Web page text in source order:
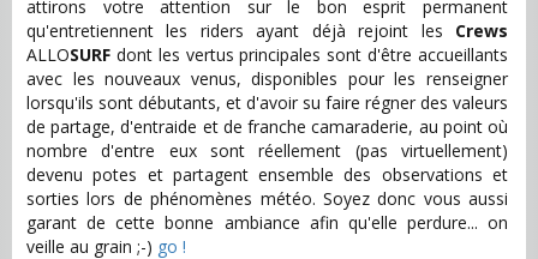
attirons votre attention sur le bon esprit permanent
qu'entretiennent les riders ayant déjà rejoint les Crews
ALLOSURF dont les vertus principales sont d'être accueillants
avec les nouveaux venus, disponibles pour les renseigner
lorsqu'ils sont débutants, et d'avoir su faire régner des valeurs
de partage, d'entraide et de franche camaraderie, au point où
nombre d'entre eux sont réellement (pas virtuellement)
devenu potes et partagent ensemble des observations et
sorties lors de phénomènes météo. Soyez donc vous aussi
garant de cette bonne ambiance afin qu'elle perdure... on
veille au grain ;-) go !